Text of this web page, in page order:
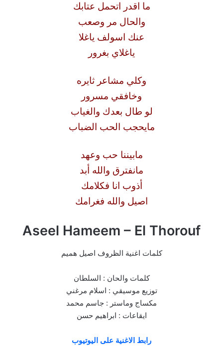
ما اقدر اتحمل عتابك
والحال مر وصعب
عنك اسولف ياغلا
ياغلاي بغرور
وكلي مشاعر ثايره
وخافقي مسرور
لو طال بعدك والغياب
مايحجب الحب الضباب
مابيننا حب وعهد
مانفترق والله أبد
أذوب انا فكلامك
اصيل والله فغرامك
Aseel Hameem – El Thorouf
كلمات اغنية الظروف اصيل هميم
كلمات والحان : السلطان
توزيع موسيقي : اسلام مرغني
مكساج وماستر : جاسم محمد
ايقاعات : ابراهيم حسن
رابط الاغنية على اليوتيوب